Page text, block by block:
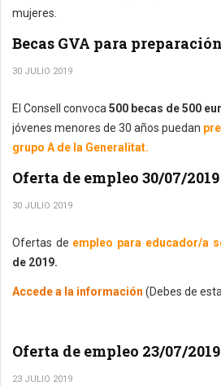
mujeres.
Becas GVA para
30 JULIO 2019
El Consell convoca 500 becas de 500
jóvenes menores de 30 años puedan
grupo A de la Generalitat.
Oferta de empleo 30/07/
30 JULIO 2019
Ofertas de empleo para educador/a
de 2019.
Accede a la información (Debes de
Oferta de empleo 23/07/
23 JULIO 2019